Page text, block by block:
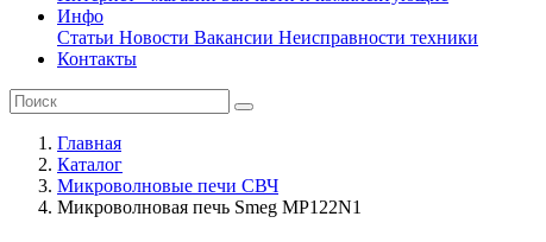
Инфо
Статьи Новости Вакансии Неисправности техники
Контакты
Главная
Каталог
Микроволновые печи СВЧ
Микроволновая печь Smeg MP122N1